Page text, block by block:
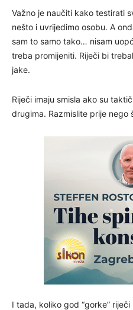
Važno je naučiti kako testirati
nešto i uvrijedimo osobu. A
sam to samo tako… nisam
treba promijeniti. Riječi bi
jake.
Riječi imaju smisla ako su
drugima. Razmislite prije nego
I tada, koliko god “gorke”